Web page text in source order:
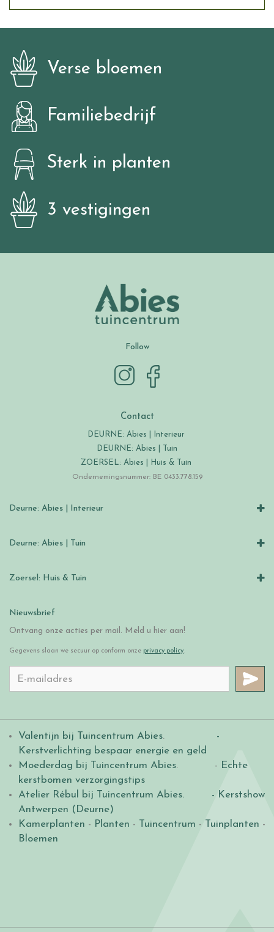
Verse bloemen
Familiebedrijf
Sterk in planten
3 vestigingen
Follow
Contact
DEURNE: Abies | Interieur
DEURNE: Abies | Tuin
ZOERSEL: Abies | Huis & Tuin
Ondernemingsnummer: BE 0433.778.159
Deurne: Abies | Interieur
Deurne: Abies | Tuin
Zoersel: Huis & Tuin
Nieuwsbrief
Ontvang onze acties per mail. Meld u hier aan!
Gegevens slaan we secuur op conform onze privacy policy.
Valentijn bij Tuincentrum Abies.
-
Kerstverlichting bespaar energie en geld
Moederdag bij Tuincentrum Abies. - Echte
kerstbomen verzorgingstips
Atelier Rébul bij Tuincentrum Abies.
- Kerstshow
Antwerpen (Deurne)
Kamerplanten - Planten - Tuincentrum - Tuinplanten -
Bloemen